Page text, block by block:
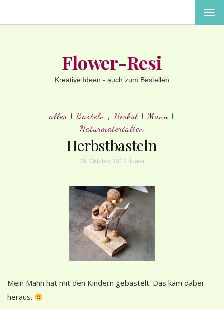
Flower-Resi
Kreative Ideen - auch zum Bestellen
alles | Basteln | Herbst | Mann |
Naturmaterialien
Herbstbasteln
18. Oktober 2017 flower
Mein Mann hat mit den Kindern gebastelt. Das kam dabei
heraus.